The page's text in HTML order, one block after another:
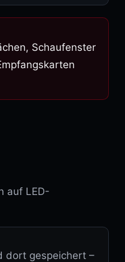
Schaufenster
auf LED-
dort gespeichert –